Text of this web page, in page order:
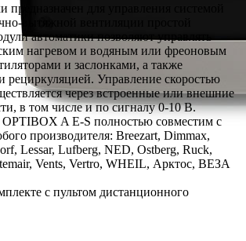
предназначен для управления системой
вытяжной вентиляции простой
автоматики позволяют управлять
нагревом и водяным или фреоновым
и заслонками, а также
рециркуляцией. Управление скоростью
через встроенные или внешние
в том числе и по сигналу 0-10 В.
A E-S полностью совместим с
производителя: Breezart, Dimmax,
Lessar, Lufberg, NED, Ostberg, Ruck,
Vents, Vertro, WHEIL, Арктос, ВЕЗА
с пультом дистанционного